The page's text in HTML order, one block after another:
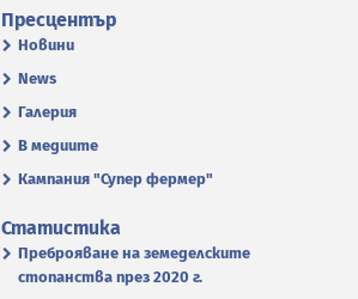
Пресцентър
Новини
News
Галерия
В медиите
Кампания "Супер фермер"
Статистика
Преброяване на земеделските
стопанства през 2020 г.